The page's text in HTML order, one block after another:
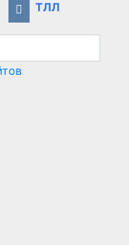
ТЛЛ